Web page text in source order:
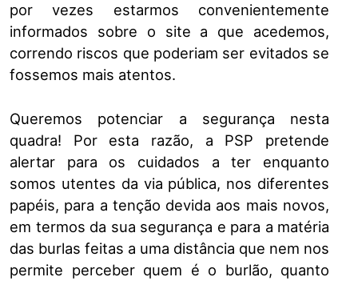
por vezes estarmos convenientemente
informados sobre o site a que acedemos,
correndo riscos que poderiam ser evitados se
fossemos mais atentos.
Queremos potenciar a segurança nesta
quadra! Por esta razão, a PSP pretende
alertar para os cuidados a ter enquanto
somos utentes da via pública, nos diferentes
papéis, para a tenção devida aos mais novos,
em termos da sua segurança e para a matéria
das burlas feitas a uma distância que nem nos
permite perceber quem é o burlão, quanto